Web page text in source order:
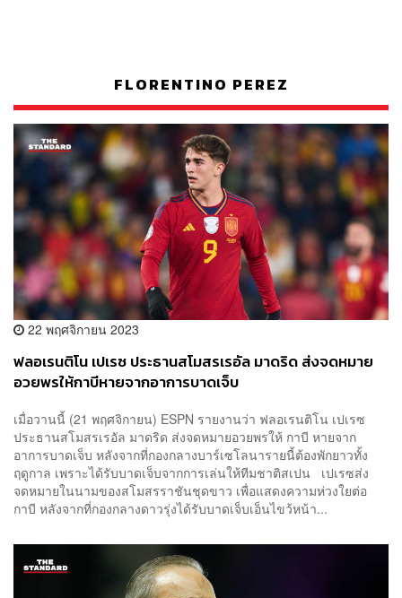
FLORENTINO PEREZ
22 พฤศจิกายน 2023
ฟลอเรนติโน เปเรซ ประธานสโมสรเรอัล มาดริด ส่งจดหมาย
อวยพรให้กาบีหายจากอาการบาดเจ็บ
เมื่อวานนี้ (21 พฤศจิกายน) ESPN รายงานว่า ฟลอเรนติโน เปเรซ
ประธานสโมสรเรอัล มาดริด ส่งจดหมายอวยพรให้ กาบี หายจาก
อาการบาดเจ็บ หลังจากที่กองกลางบาร์เซโลนารายนี้ต้องพักยาวทั้ง
ฤดูกาล เพราะได้รับบาดเจ็บจากการเล่นให้ทีมชาติสเปน เปเรซส่ง
จดหมายในนามของสโมสรราชันชุดขาว เพื่อแสดงความห่วงใยต่อ
กาบี หลังจากที่กองกลางดาวรุ่งได้รับบาดเจ็บเอ็นไขว้หน้า...